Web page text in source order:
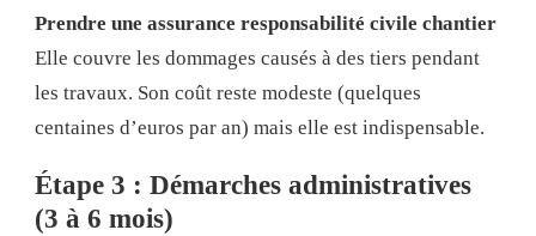
Prendre une assurance responsabilité civile chantier
Elle couvre les dommages causés à des tiers pendant
les travaux. Son coût reste modeste (quelques
centaines d’euros par an) mais elle est indispensable.
Étape 3 : Démarches administratives
(3 à 6 mois)